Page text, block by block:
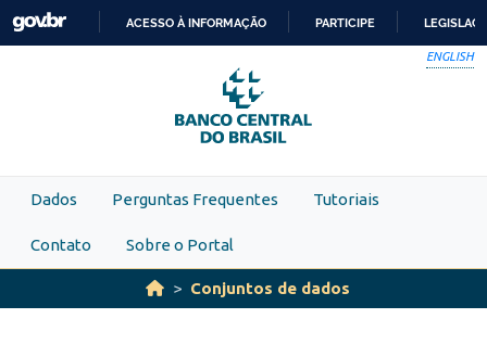
Skip to main content
PARA
O
CONTEÚDO
ACESSO À INFORMAÇÃO PARTICIPE
ENGLISH
Dados Perguntas Frequentes Tutoriais
Contato Sobre o Portal
Conjuntos de dados